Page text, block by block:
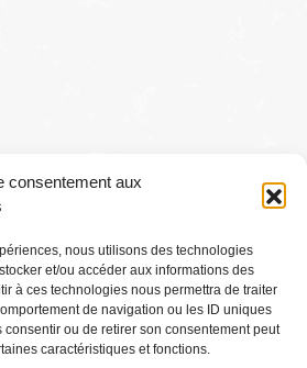
consentement aux
nous utilisons des technologies
et/ou accéder aux informations des
à ces technologies nous permettra de traiter
de navigation ou les ID uniques
consentir ou de retirer son consentement peut
caractéristiques et fonctions.
Conditions générales